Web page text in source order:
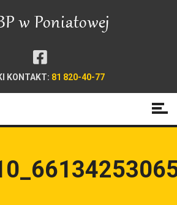
KONTAKT: 81 820-40-77